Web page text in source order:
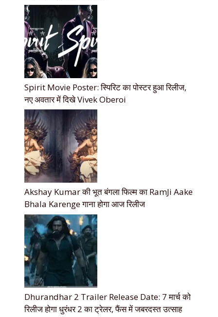
Spirit Movie Poster: स्पिरिट का पोस्टर हुआ रिलीज,
नए अवतार में दिखे Vivek Oberoi
Akshay Kumar की भूत बंगला फिल्म का RamJi Aake
Bhala Karenge गाना होगा आज रिलीज
Dhurandhar 2 Trailer Release Date: 7 मार्च को
रिलीज होगा धुरंधर 2 का ट्रेलर, फैंस में जबरदस्त उत्साह